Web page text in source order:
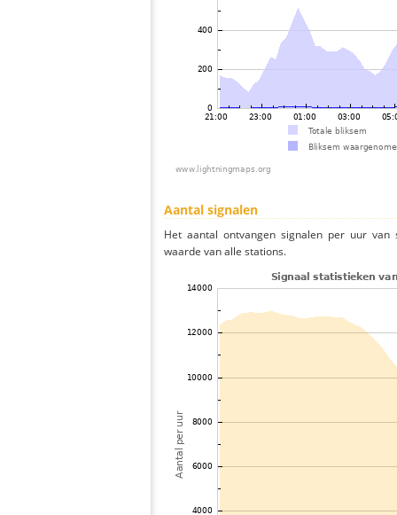
Aantal signalen
Het aantal ontvangen signalen per uur
waarde van alle stations.